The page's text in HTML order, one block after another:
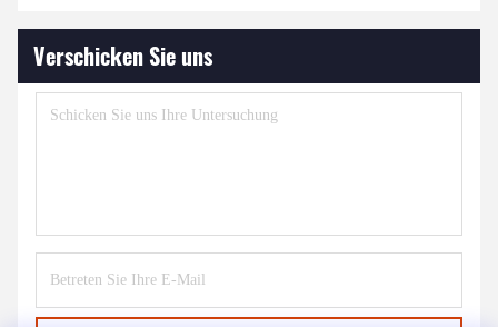
Verschicken Sie uns